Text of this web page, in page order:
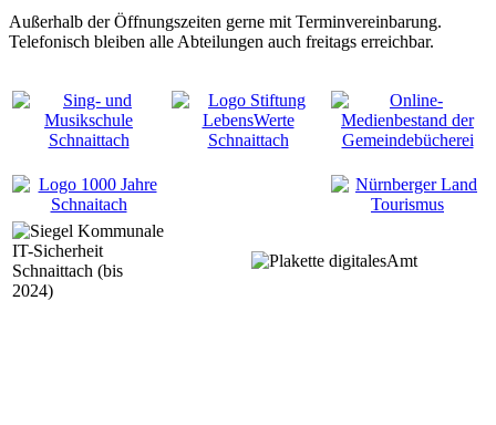
Außerhalb der Öffnungszeiten gerne mit Terminvereinbarung.
Telefonisch bleiben alle Abteilungen auch freitags erreichbar.